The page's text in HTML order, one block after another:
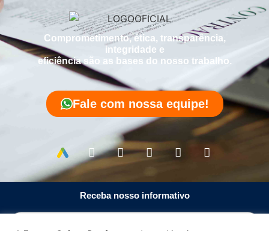
Comprometimento, ética, transparência,
integridade e
eficiência são as bases do nosso trabalho.
Fale com nossa equipe!
Receba nosso informativo